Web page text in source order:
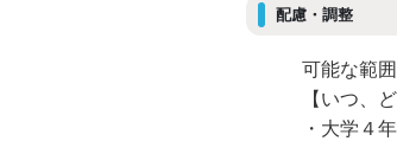
配慮・調整
可能な範
【いつ、
・大学４